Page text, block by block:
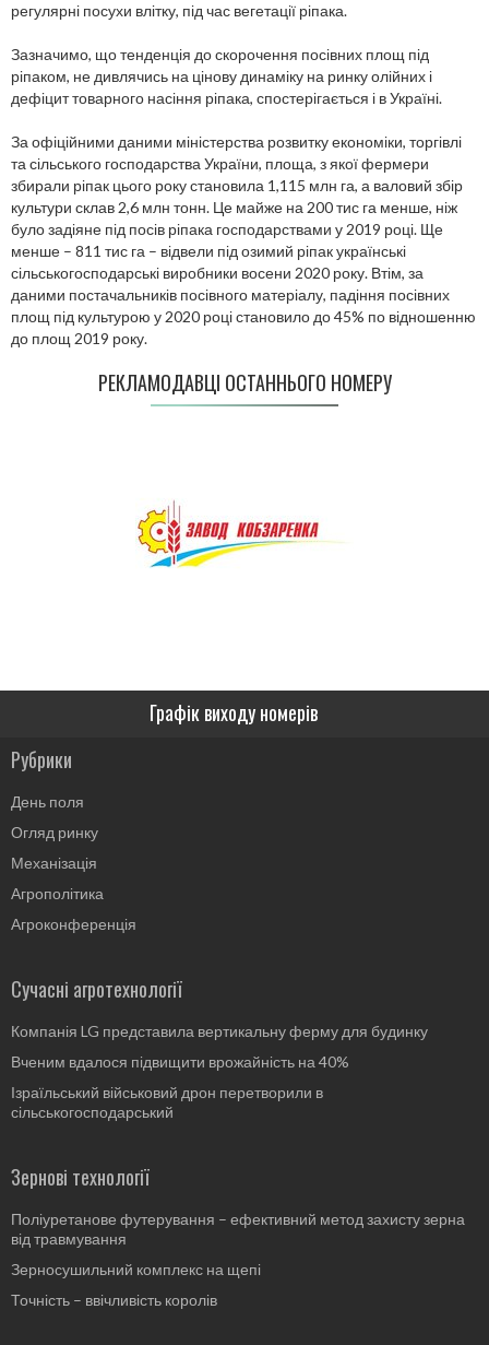
регулярні посухи влітку, під час вегетації ріпака.
Зазначимо, що тенденція до скорочення посівних площ під
ріпаком, не дивлячись на цінову динаміку на ринку олійних і
дефіцит товарного насіння ріпака, спостерігається і в Україні.
За офіційними даними міністерства розвитку економіки, торгівлі
та сільського господарства України, площа, з якої фермери
збирали ріпак цього року становила 1,115 млн га, а валовий збір
культури склав 2,6 млн тонн. Це майже на 200 тис га менше, ніж
було задіяне під посів ріпака господарствами у 2019 році. Ще
менше – 811 тис га – відвели під озимий ріпак українські
сільськогосподарські виробники восени 2020 року. Втім, за
даними постачальників посівного матеріалу, падіння посівних
площ під культурою у 2020 році становило до 45% по відношенню
до площ 2019 року.
РЕКЛАМОДАВЦІ ОСТАННЬОГО НОМЕРУ
Графік виходу номерів
Рубрики
День поля
Огляд ринку
Механізація
Агрополітика
Агроконференція
Сучасні агротехнології
Компанія LG представила вертикальну ферму для будинку
Вченим вдалося підвищити врожайність на 40%
Ізраїльський військовий дрон перетворили в
сільськогосподарський
Зернові технології
Поліуретанове футерування – ефективний метод захисту зерна
від травмування
Зерносушильний комплекс на щепі
Точність – ввічливість королів